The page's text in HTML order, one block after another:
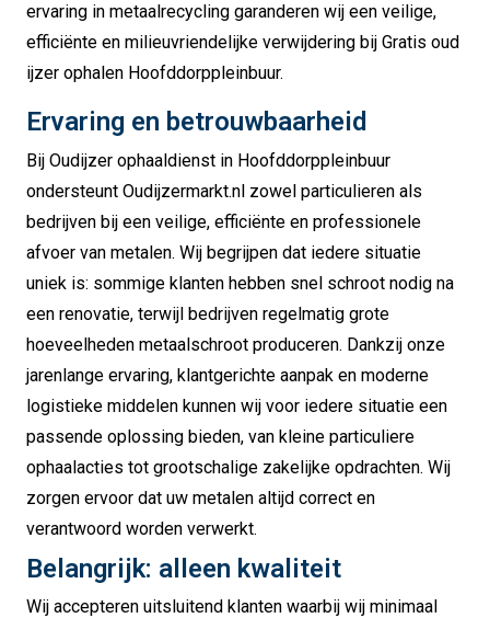
ervaring in metaalrecycling garanderen wij een veilige,
efficiënte en milieuvriendelijke verwijdering bij Gratis oud
ijzer ophalen Hoofddorppleinbuur.
Ervaring en betrouwbaarheid
Bij Oudijzer ophaaldienst in Hoofddorppleinbuur
ondersteunt Oudijzermarkt.nl zowel particulieren als
bedrijven bij een veilige, efficiënte en professionele
afvoer van metalen. Wij begrijpen dat iedere situatie
uniek is: sommige klanten hebben snel schroot nodig na
een renovatie, terwijl bedrijven regelmatig grote
hoeveelheden metaalschroot produceren. Dankzij onze
jarenlange ervaring, klantgerichte aanpak en moderne
logistieke middelen kunnen wij voor iedere situatie een
passende oplossing bieden, van kleine particuliere
ophaalacties tot grootschalige zakelijke opdrachten. Wij
zorgen ervoor dat uw metalen altijd correct en
verantwoord worden verwerkt.
Belangrijk: alleen kwaliteit
Wij accepteren uitsluitend klanten waarbij wij minimaal